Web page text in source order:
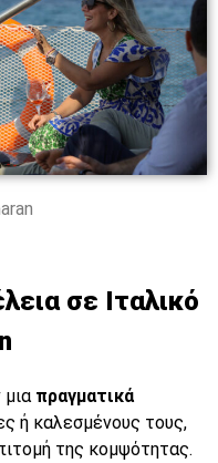
σε Ιταλικό
πραγματικά
ή καλεσμένους τους,
της κομψότητας.